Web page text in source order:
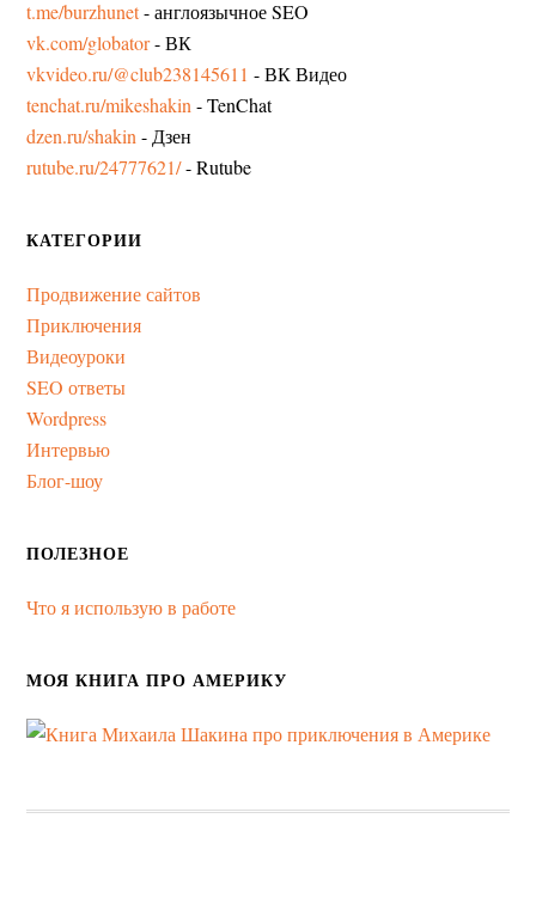
t.me/burzhunet- англоязычное SEO
vk.com/globator- ВК
vkvideo.ru/@club238145611 - ВК Видео
tenchat.ru/mikeshakin - TenChat
dzen.ru/shakin - Дзен
rutube.ru/24777621/- Rutube
КАТЕГОРИИ
Продвижение сайтов
Приключения
Видеоуроки
SEO ответы
Wordpress
Интервью
Блог-шоу
ПОЛЕЗНОЕ
Что я использую в работе
МОЯ КНИГА ПРО АМЕРИКУ